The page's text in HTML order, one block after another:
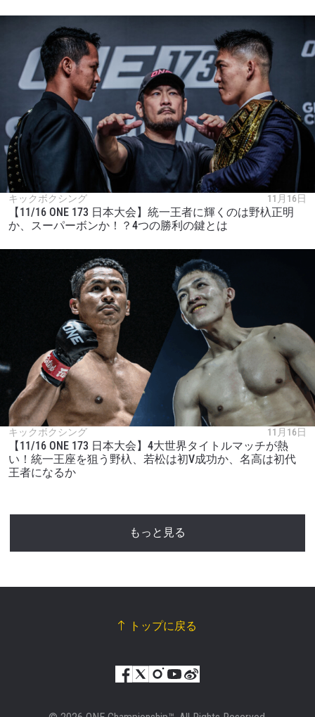
キックボクシング 11月16日
【11/16 ONE 173 日本大会】統一王者に輝くのは野杁正明
か、スーパーボンか！？4つの勝利の鍵とは
キックボクシング 11月16日
【11/16 ONE 173 日本大会】4大世界タイトルマッチが熱
い！統一王座を狙う野杁、若松は初V成功か、名高は初代
王者になるか
もっと見る
トップに戻る